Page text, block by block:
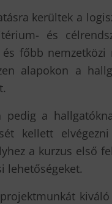
kerültek a
és
főbb
alapokon a
a
kellett
a kurzus első
lehetőségeket.